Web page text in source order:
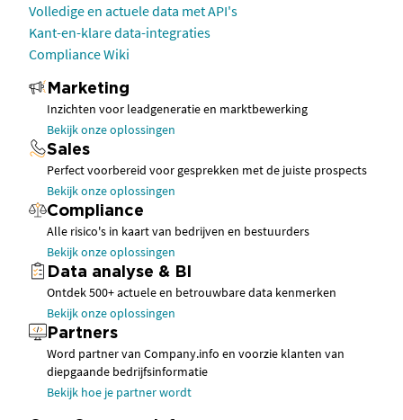
Volledige en actuele data met API's
Kant-en-klare data-integraties
Compliance Wiki
Marketing
Inzichten voor leadgeneratie en marktbewerking
Bekijk onze oplossingen
Sales
Perfect voorbereid voor gesprekken met de juiste prospects
Bekijk onze oplossingen
Compliance
Alle risico's in kaart van bedrijven en bestuurders
Bekijk onze oplossingen
Data analyse & BI
Ontdek 500+ actuele en betrouwbare data kenmerken
Bekijk onze oplossingen
Partners
Word partner van Company.info en voorzie klanten van
diepgaande bedrijfsinformatie
Bekijk hoe je partner wordt